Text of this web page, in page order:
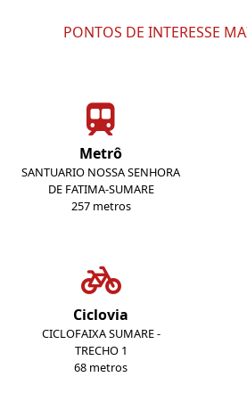
PONTOS DE INTERESSE
Metrô
SANTUARIO NOSSA SENHORA
DE FATIMA-SUMARE
257 metros
Ciclovia
CICLOFAIXA SUMARE -
TRECHO 1
68 metros